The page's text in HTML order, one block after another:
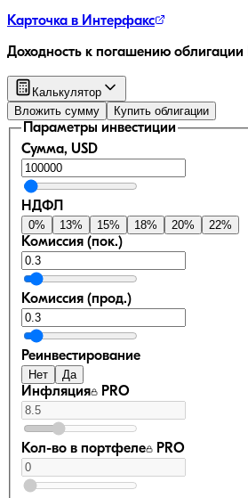
Карточка в Интерфакс
Доходность к погашению облигации
Калькулятор
Вложить сумму
Купить облигации
Параметры инвестиции
Сумма, USD
НДФЛ
0% 13% 15% 18% 20% 22%
Комиссия (пок.)
Комиссия (прод.)
Реинвестирование
Нет Да
Инфляция PRO
Кол-во в портфеле PRO